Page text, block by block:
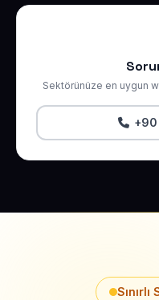
Sektörünüze en uygun